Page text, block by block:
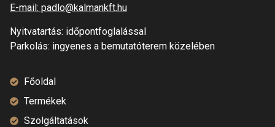
E-mail: padlo@kalmankft.hu
Nyitvatartás: időpontfoglalással
Parkolás: ingyenes a bemutatóterem közelében
Főoldal
Termékek
Szolgáltatások